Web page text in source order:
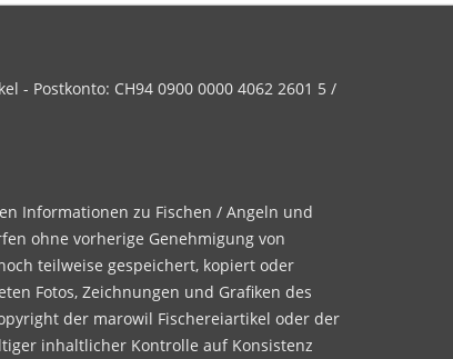
- Postkonto: CH94 0900 0000 4062 2601 5 /
Informationen zu Fischen / Angeln und
ohne vorherige Genehmigung von
teilweise gespeichert, kopiert oder
Fotos, Zeichnungen und Grafiken des
der marowil Fischereiartikel oder der
inhaltlicher Kontrolle auf Konsistenz